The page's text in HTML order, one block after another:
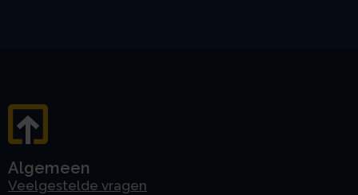
Algemeen
Veelgestelde vragen